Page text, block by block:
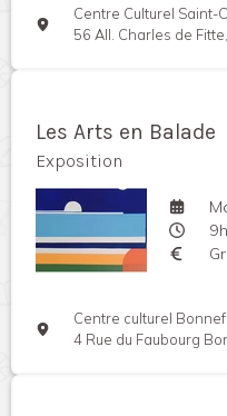
Centre Culturel Saint-
56 All. Charles de
Les Arts en Balade
Exposition
Centre culturel
4 Rue du Faubourg